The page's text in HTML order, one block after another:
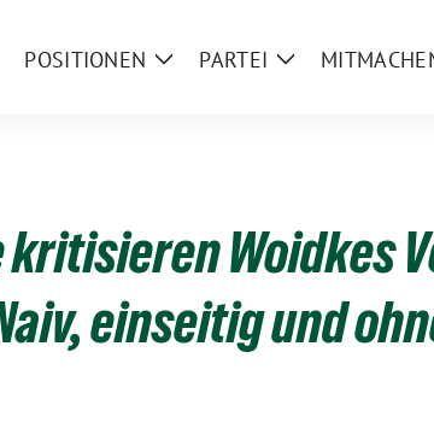
POSITIONEN
ZeigePARTEI
Zeige
Woidkes
einseitig und